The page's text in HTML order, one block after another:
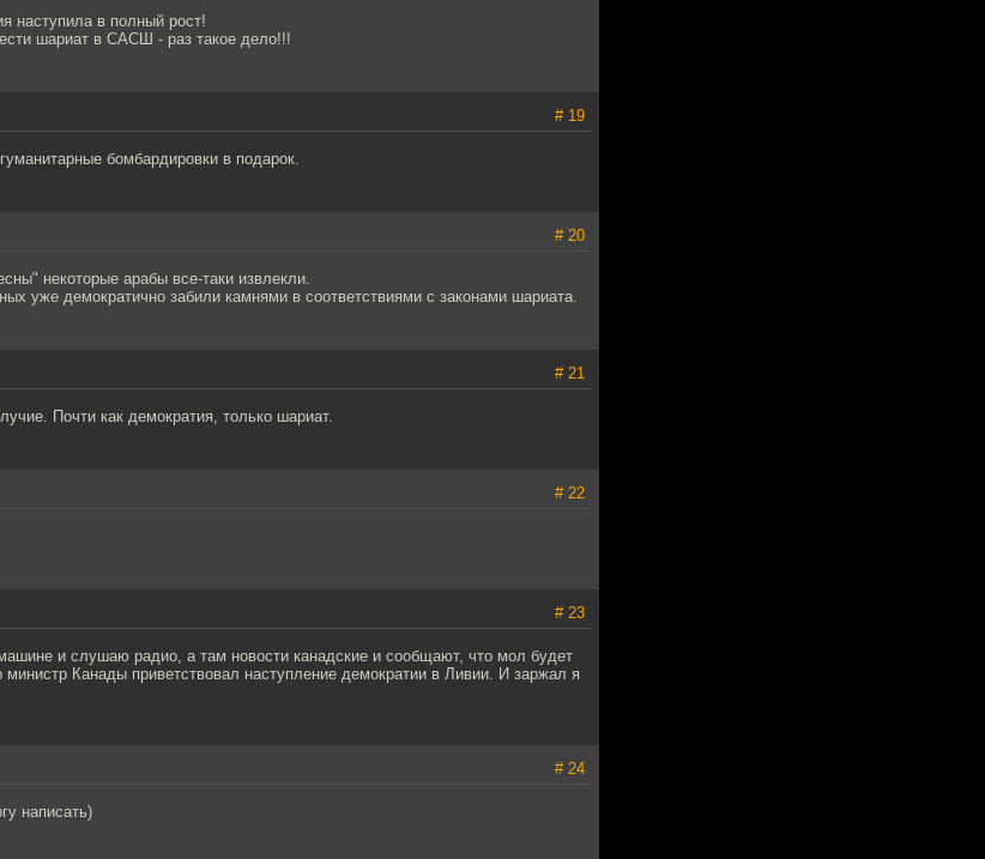
наступила в полный рост!
шариат в САСШ - раз такое дело!!!
# 19
бомбардировки в подарок.
# 20
некоторые арабы все-таки извлекли.
уже демократично забили камнями в соответствиями с законами шариата.
# 21
Почти как демократия, только шариат.
# 22
# 23
и слушаю радио, а там новости канадские и сообщают, что мол будет
Канады приветствовал наступление демократии в Ливии. И заржал я
# 24
написать)